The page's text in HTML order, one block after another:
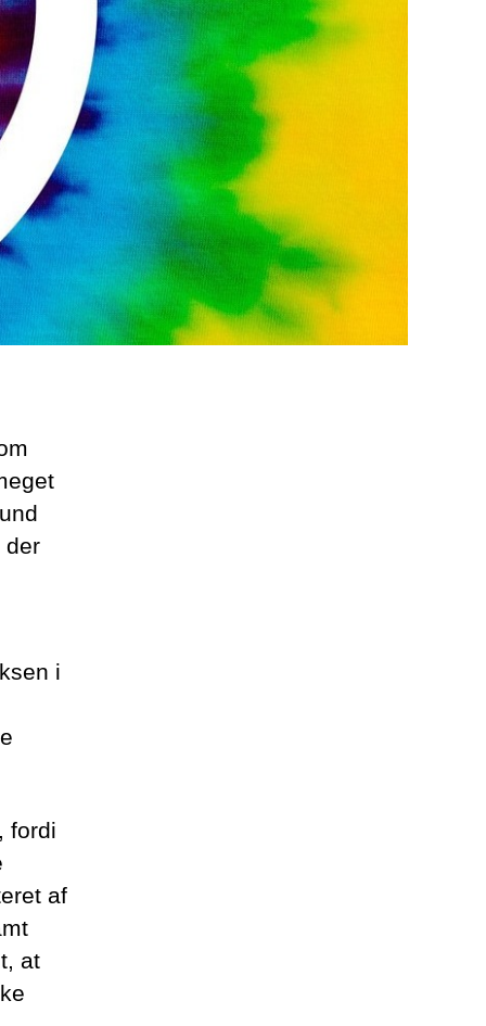
der
i
fordi
af
at